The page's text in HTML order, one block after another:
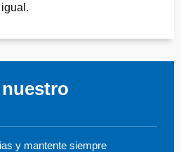
y mantente siempre